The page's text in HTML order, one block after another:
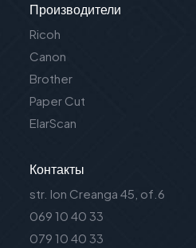
Производители
Ricoh
Canon
Brother
Paper Cut
ElarScan
Контакты
str. Ion Creanga 45, of.6
069 10 40 33
079 10 40 33